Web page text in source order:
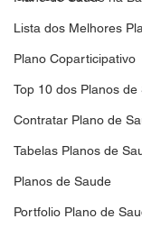
Lista dos Melhores
Plano Coparticipativo
Top 10 dos Planos de
Contratar Plano de
Tabelas Planos de
Planos de Saude
Portfolio Plano de